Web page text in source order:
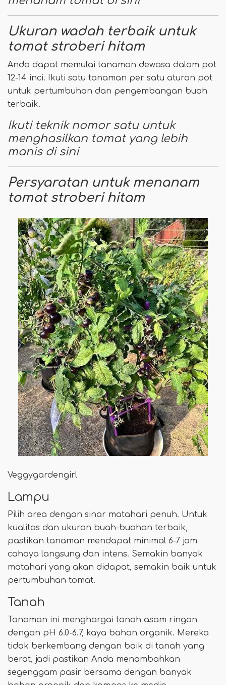
Ukuran wadah terbaik untuk
tomat stroberi hitam
Anda dapat memulai tanaman dewasa dalam pot
12-14 inci. Ikuti satu tanaman per satu aturan pot
untuk pertumbuhan dan pengembangan buah
terbaik.
Ikuti teknik nomor satu untuk
menghasilkan tomat yang lebih
manis di sini
Persyaratan untuk menanam
tomat stroberi hitam
Veggygardengirl
Lampu
Pilih area dengan sinar matahari penuh. Untuk
kualitas dan ukuran buah-buahan terbaik,
pastikan tanaman mendapat minimal 6-7 jam
cahaya langsung dan intens. Semakin banyak
matahari yang akan didapat, semakin baik untuk
pertumbuhan tomat.
Tanah
Tanaman ini menghargai tanah asam ringan
dengan pH 6.0-6.7, kaya bahan organik. Mereka
tidak berkembang dengan baik di tanah yang
berat, jadi pastikan Anda menambahkan
segenggam pasir bersama dengan banyak